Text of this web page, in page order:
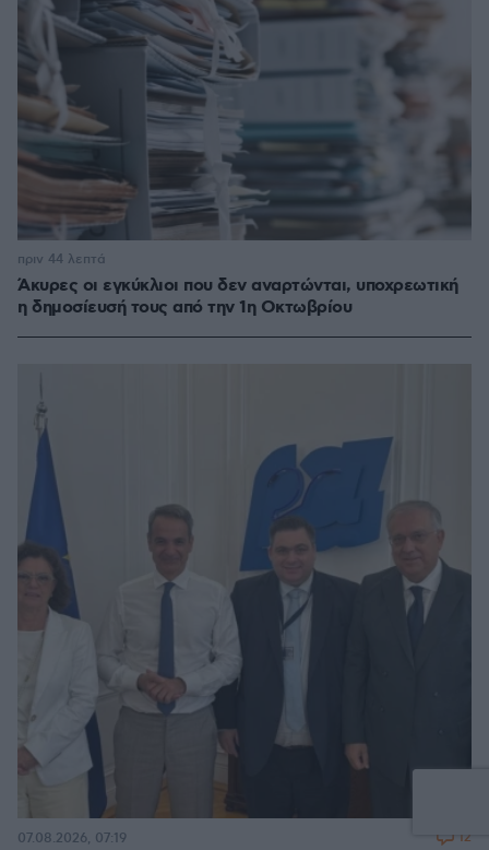
Άκυρες οι εγκύκλιοι που δεν αναρτώνται, υποχρεωτική
η δημοσίευσή τους από την 1η Οκτωβρίου
πριν 44 λεπτά
07.08.2026, 07:19 12